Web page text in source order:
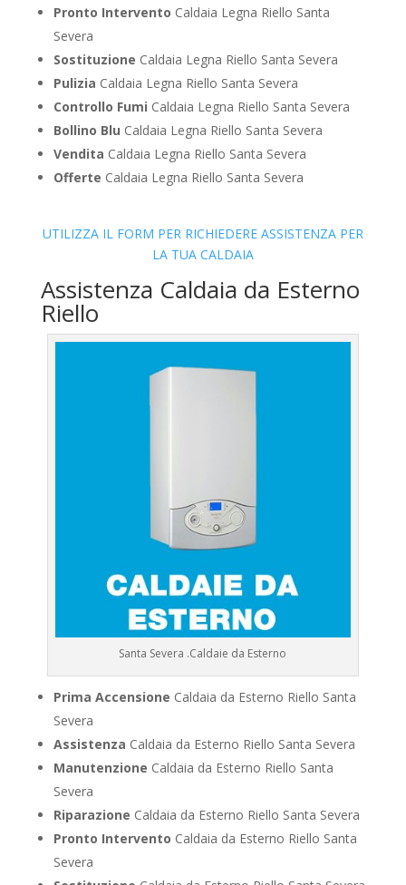
Pronto Intervento Caldaia Legna Riello Santa
Severa
Sostituzione Caldaia Legna Riello Santa Severa
Pulizia Caldaia Legna Riello Santa Severa
Controllo Fumi Caldaia Legna Riello Santa Severa
Bollino Blu Caldaia Legna Riello Santa Severa
Vendita Caldaia Legna Riello Santa Severa
Offerte Caldaia Legna Riello Santa Severa
UTILIZZA IL FORM PER RICHIEDERE ASSISTENZA PER
LA TUA CALDAIA
Assistenza Caldaia da Esterno
Riello
Santa Severa .Caldaie da Esterno
Prima Accensione Caldaia da Esterno Riello Santa
Severa
Assistenza Caldaia da Esterno Riello Santa Severa
Manutenzione Caldaia da Esterno Riello Santa
Severa
Riparazione Caldaia da Esterno Riello Santa Severa
Pronto Intervento Caldaia da Esterno Riello Santa
Severa